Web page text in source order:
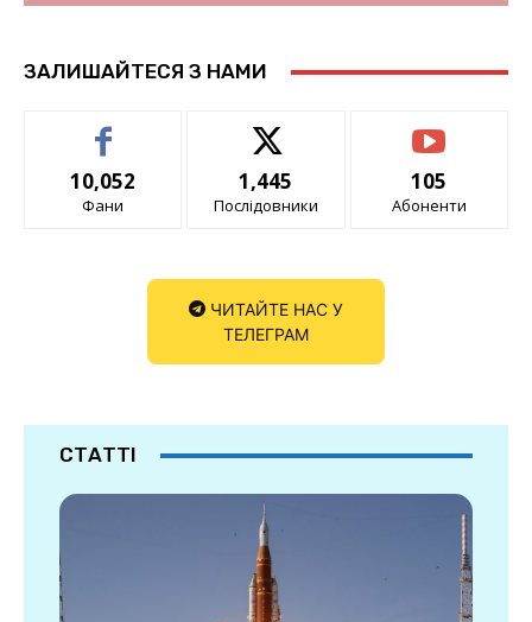
ЗАЛИШАЙТЕСЯ З НАМИ
10,052
Фани
1,445
Послідовники
105
Абоненти
ЧИТАЙТЕ НАС У
ТЕЛЕГРАМ
СТАТТІ